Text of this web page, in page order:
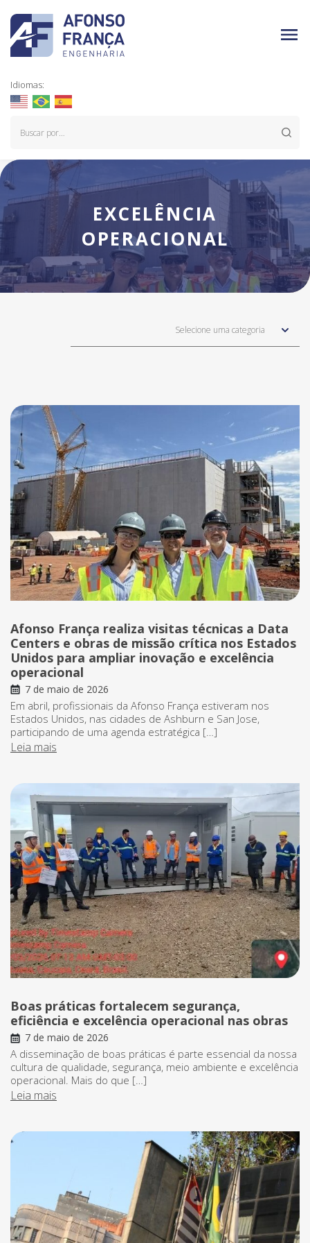
Idiomas:
EXCELÊNCIA
OPERACIONAL
Selecione uma categoria
Afonso França realiza visitas técnicas a Data
Centers e obras de missão crítica nos Estados
Unidos para ampliar inovação e excelência
operacional
7 de maio de 2026
Em abril, profissionais da Afonso França estiveram nos
Estados Unidos, nas cidades de Ashburn e San Jose,
participando de uma agenda estratégica […]
Leia mais
Boas práticas fortalecem segurança,
eficiência e excelência operacional nas obras
7 de maio de 2026
A disseminação de boas práticas é parte essencial da nossa
cultura de qualidade, segurança, meio ambiente e excelência
operacional. Mais do que […]
Leia mais